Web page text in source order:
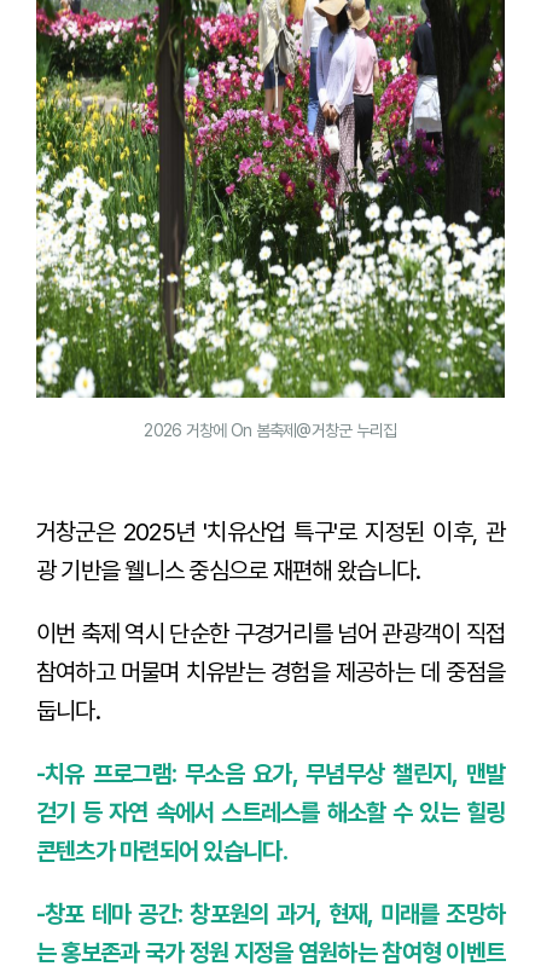
2026 거창에 On 봄축제@거창군 누리집
거창군은 2025년 '치유산업 특구'로 지정된 이후, 관
광 기반을 웰니스 중심으로 재편해 왔습니다.
이번 축제 역시 단순한 구경거리를 넘어 관광객이 직접
참여하고 머물며 치유받는 경험을 제공하는 데 중점을
둡니다.
-치유 프로그램: 무소음 요가, 무념무상 챌린지, 맨발
걷기 등 자연 속에서 스트레스를 해소할 수 있는 힐링
콘텐츠가 마련되어 있습니다.
-창포 테마 공간: 창포원의 과거, 현재, 미래를 조망하
는 홍보존과 국가 정원 지정을 염원하는 참여형 이벤트